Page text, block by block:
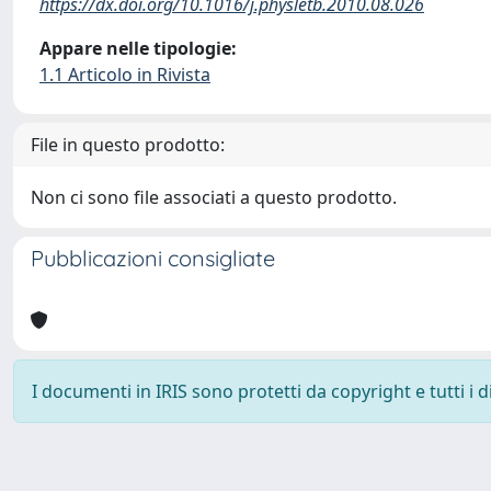
Appare nelle tipologie:
1.1 Articolo in Rivista
File in questo prodotto:
Non ci sono file associati a questo prodotto.
Pubblicazioni consigliate
I documenti in IRIS sono protetti da copyright e tutti i